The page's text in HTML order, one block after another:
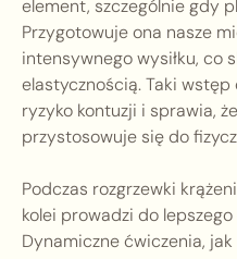
element, szczególnie gdy
Przygotowuje ona nasze
intensywnego wysiłku, co
elastycznością. Taki
ryzyko kontuzji i sprawia,
przystosowuje się do
Podczas rozgrzewki
kolei prowadzi do
Dynamiczne ćwiczenia,